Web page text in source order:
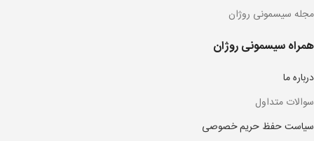
مجله سیسمونی روژان
همراه سیسمونی روژان
درباره ما
سوالات متداول
سیاست حفظ حریم خصوصی